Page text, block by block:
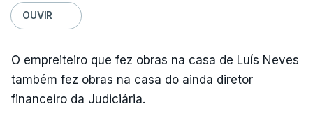
OUVIR
O empreiteiro que fez obras na casa de Luís Neves
também fez obras na casa do ainda diretor
financeiro da Judiciária.